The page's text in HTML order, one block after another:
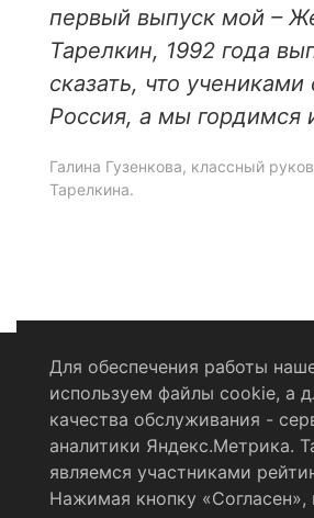
первый выпуск мой –
Тарелкин, 1992 года
сказать, что учениками
Россия, а мы гордимся
Галина Гузенкова, классный
Тарелкина.
Политика
Согласие на обработку
RSS-лента
Для обеспечения работы
используем файлы cookie, а
качества обслуживания -
аналитики Яндекс.Метрика.
являемся участниками
Нажимая кнопку «Согласен»,